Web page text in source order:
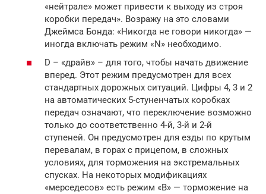
«нейтрале» может привести к выходу из строя
коробки передач». Возражу на это словами
Джеймса Бонда: «Никогда не говори никогда» —
иногда включать режим «N» необходимо.
D – «драйв» – для того, чтобы начать движение
вперед. Этот режим предусмотрен для всех
стандартных дорожных ситуаций. Цифры 4, 3 и 2
на автоматических 5-стуненчатых коробках
передач означают, что переключение возможно
только до соответственно 4-й, 3-й и 2-й
ступеней. Он предусмотрен для езды по крутым
перевалам, в горах с прицепом, в сложных
условиях, для торможения на экстремальных
спусках. На некоторых модификациях
«мерседесов» есть режим «В» — торможение на